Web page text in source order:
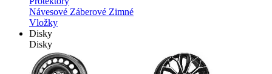
Návesové Záberové Zimné
Vložky
Disky
Disky